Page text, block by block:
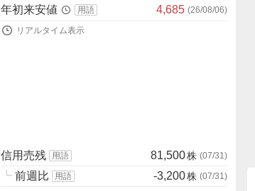
年初来安値 用語 4,685 (26/08/06)
リアルタイム表示
信用売残 用語 81,500株 (07/31 )
┗ 前週比 用語 -3,200株 (07/31 )